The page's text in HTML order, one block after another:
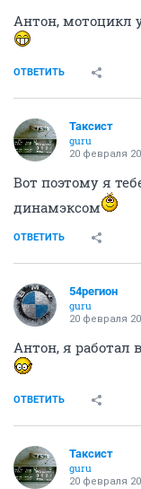
Антон, мотоцикл
ОТВЕТИТЬ
Таксист
guru
20 февраля
Вот поэтому я
динамэксом
ОТВЕТИТЬ
54регион
guru
20 февраля
Антон, я работал
ОТВЕТИТЬ
Таксист
guru
20 февраля